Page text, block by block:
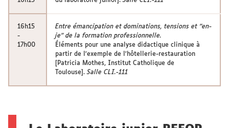
16h15
-
17h00
Entre émancipation et dominations, tensions et "en-
je" de la formation professionnelle.
Éléments pour une analyse didactique clinique à
partir de l'exemple de l'hôtellerie-restauration
[Patricia Mothes, Institut Catholique de
Toulouse].Salle CLI.-111